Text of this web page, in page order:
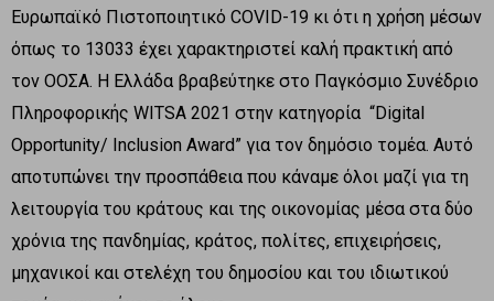
Ευρωπαϊκό Πιστοποιητικό COVID-19 κι ότι η χρήση μέσων
όπως το 13033 έχει χαρακτηριστεί καλή πρακτική από
τον ΟΟΣΑ. Η Ελλάδα βραβεύτηκε στο Παγκόσμιο Συνέδριο
Πληροφορικής WITSA 2021 στην κατηγορία “Digital
Opportunity/ Inclusion Award” για τον δημόσιο τομέα. Αυτό
αποτυπώνει την προσπάθεια που κάναμε όλοι μαζί για τη
λειτουργία του κράτους και της οικονομίας μέσα στα δύο
χρόνια της πανδημίας, κράτος, πολίτες, επιχειρήσεις,
μηχανικοί και στελέχη του δημοσίου και του ιδιωτικού